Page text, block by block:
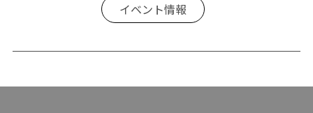
イベント情報